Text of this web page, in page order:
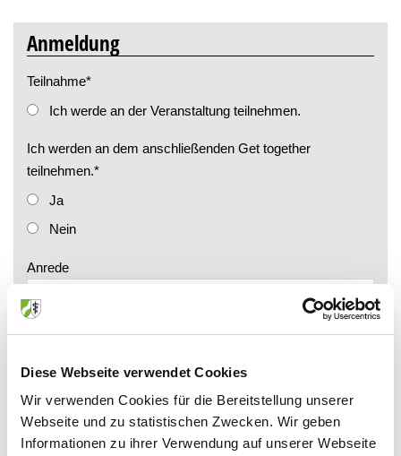
Diese Webseite verwendet Cookies
Wir verwenden Cookies für die Bereitstellung unserer
Webseite und zu statistischen Zwecken. Wir geben
Informationen zu ihrer Verwendung auf unserer Webseite
Anmeldung
Teilnahme*
Ich werde an der Veranstaltung teilnehmen.
Ich werden an dem anschließenden Get together
teilnehmen.*
Ja
Nein
Anrede
Vorname*